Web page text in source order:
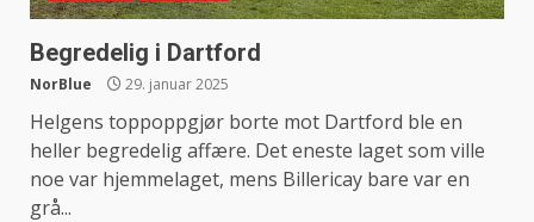
Begredelig i Dartford
NorBlue 29. januar 2025
Helgens toppoppgjør borte mot Dartford ble en
heller begredelig affære. Det eneste laget som ville
noe var hjemmelaget, mens Billericay bare var en
grå...